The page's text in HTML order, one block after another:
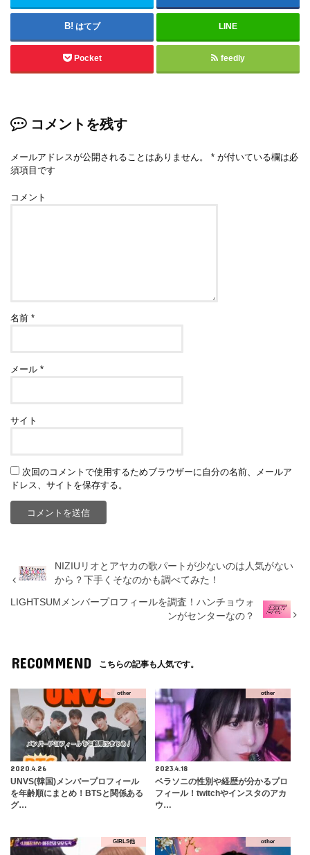
はてブ LINE
Pocket feedly
コメントを残す
メールアドレスが公開されることはありません。 * が付いている欄は必
須項目です
コメント
名前*
メール*
サイト
次回のコメントで使用するためブラウザーに自分の名前、メールア
ドレス、サイトを保存する。
NIZIUリオとアヤカの歌パートが少ないのは人気がない
から？下手くそなのかも調べてみた！
LIGHTSUMメンバープロフィールを調査！ハンチョウォ
ンがセンターなの？
RECOMMEND こちらの記事も人気です。
other
2020.4.26
UNVS(韓国)メンバープロフィール
を年齢順にまとめ！BTSと関係ある
グ…
other
2023.4.18
ベラソニの性別や経歴が分かるプロ
フィール！twitchやインスタのアカ
ウ…
GIRLS他 other